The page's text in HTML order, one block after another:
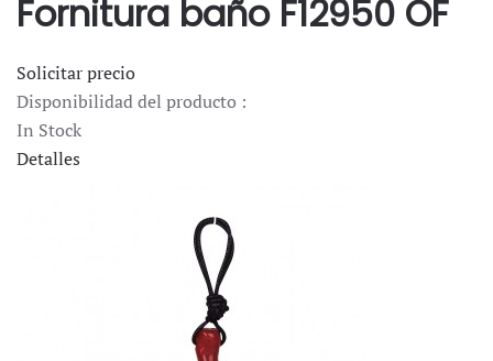
Fornitura baño F12950 OF
Solicitar precio
Disponibilidad del producto :
In Stock
Detalles